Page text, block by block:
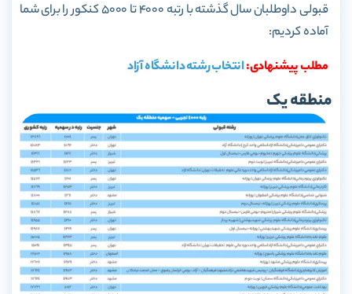
قبولی داوطلبان سال گذشته با رتبه 4000 تا 5000 کنکور را برای شما
آماده کردیم:
مطلب پیشنهادی:انتخاب رشته دانشگاه آزاد
منطقه یک